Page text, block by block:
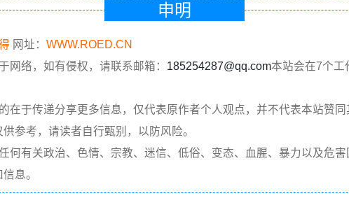
申明
网址： WWW.ROED.CN
网络，如有侵权，请联系邮箱： 185254287@qq.com本站会在7个工
在于传递分享更多信息，仅代表原作者个人观点，并不代表本站赞
参考，请读者自行甄别，以防风险。
何有关政治、色情、宗教、迷信、低俗、变态、血腥、暴力以及危
息。